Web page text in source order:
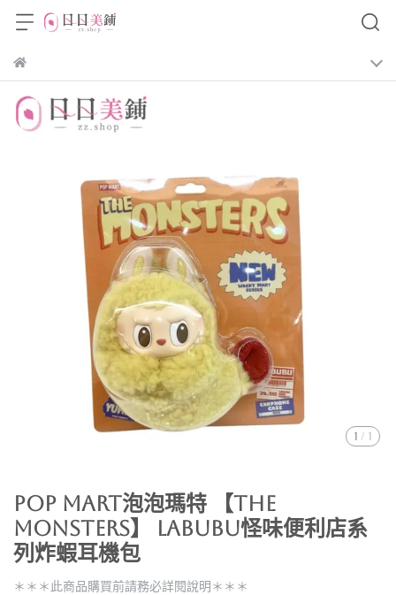
1 / 1
POP MART泡泡瑪特 【THE
MONSTERS】 LABUBU怪味便利店系
列炸蝦耳機包
＊＊＊此商品購買前請務必詳閱說明＊＊＊